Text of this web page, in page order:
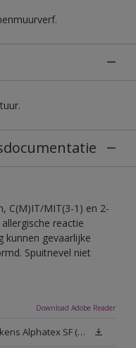
C(M)IT/MIT(3-1) en 2-
reactie
kunnen gevaarlijke
Spuitnevel niet
Download Adobe Reader
Technische Informatieblad Sikkens Alphatex SF (PDF)